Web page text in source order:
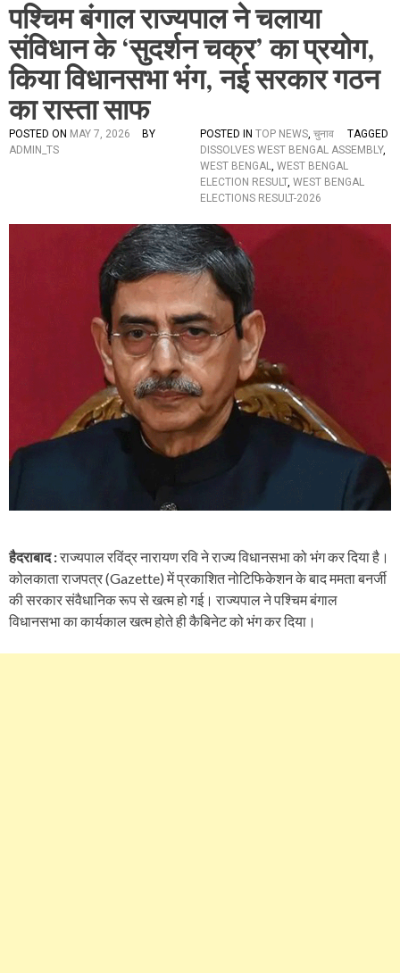
पश्चिम बंगाल राज्यपाल ने चलाया
संविधान के ‘सुदर्शन चक्र’ का प्रयोग,
किया विधानसभा भंग, नई सरकार गठन
का रास्ता साफ
POSTED ON MAY 7, 2026
BY
ADMIN_TS
POSTED IN TOP NEWS, चुनाव
TAGGED
DISSOLVES WEST BENGAL ASSEMBLY,
WEST BENGAL, WEST BENGAL
ELECTION RESULT, WEST BENGAL
ELECTIONS RESULT-2026
हैदराबाद :राज्यपाल रविंद्र नारायण रवि ने राज्य विधानसभा को भंग कर दिया है।
कोलकाता राजपत्र (Gazette) में प्रकाशित नोटिफिकेशन के बाद ममता बनर्जी
की सरकार संवैधानिक रूप से खत्म हो गई। राज्यपाल ने पश्चिम बंगाल
विधानसभा का कार्यकाल खत्म होते ही कैबिनेट को भंग कर दिया।